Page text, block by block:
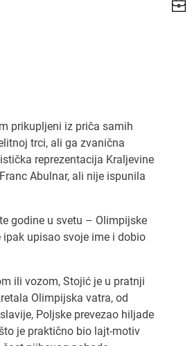
prikupljeni iz priča samih
trci, ali ga zvanična
reprezentacija Kraljevine
Abulnar, ali nije ispunila
godine u svetu – Olimpijske
upisao svoje ime i dobio
ili vozom, Stojić je u pratnji
Olimpijska vatra, od
Poljske prevezao hiljade
je praktično bio lajt-motiv